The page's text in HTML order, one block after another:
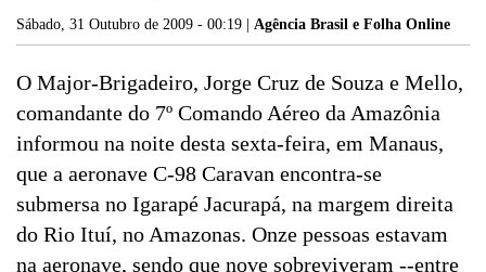
Sábado, 31 Outubro de 2009 - 00:19 | Agência Brasil e Folha Online
O Major-Brigadeiro, Jorge Cruz de Souza e Mello,
comandante do 7º Comando Aéreo da Amazônia
informou na noite desta sexta-feira, em Manaus,
que a aeronave C-98 Caravan encontra-se
submersa no Igarapé Jacurapá, na margem direita
do Rio Ituí, no Amazonas. Onze pessoas estavam
na aeronave, sendo que nove sobreviveram --entre